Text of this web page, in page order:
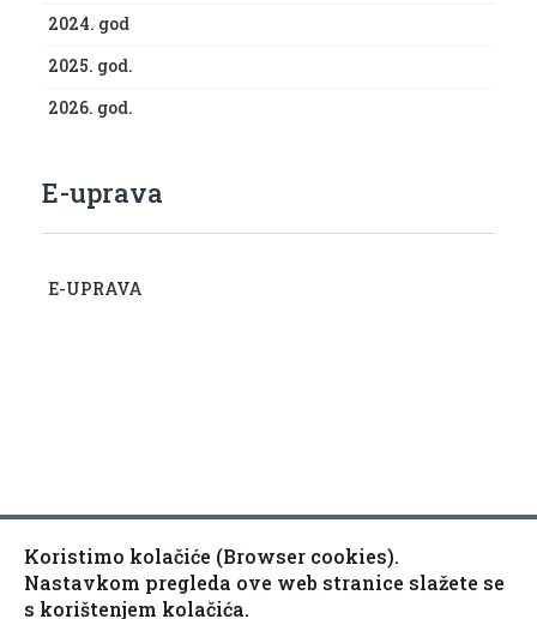
2024. god
2025. god.
2026. god.
E-uprava
E-UPRAVA
Copyright © 2010-2020 Općina Kaptol, Školska 3, 34334
Kaptol
Koristimo kolačiće (Browser cookies).
Nastavkom pregleda ove web stranice slažete se
s korištenjem kolačića.